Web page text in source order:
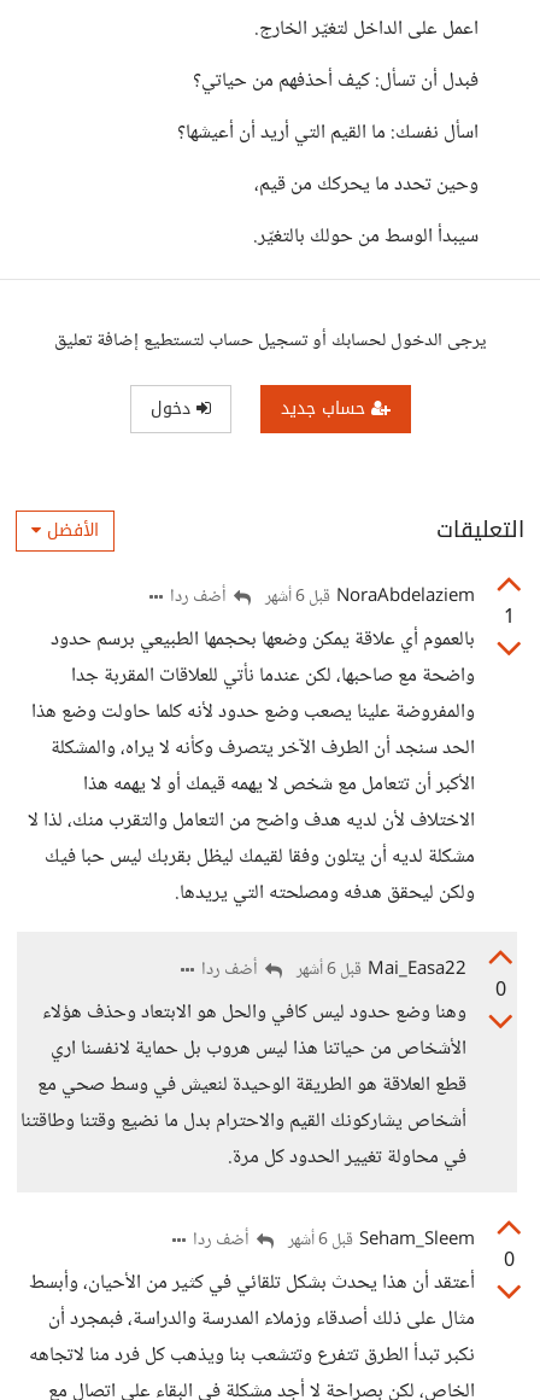
اعمل على الداخل لتغيّر الخارج.
فبدل أن تسأل: كيف أحذفهم من حياتي؟
اسأل نفسك: ما القيم التي أريد أن أعيشها؟
وحين تحدد ما يحركك من قيم،
سيبدأ الوسط من حولك بالتغيّر.
يرجى الدخول لحسابك أو تسجيل حساب لتستطيع إضافة تعليق
حساب جديد دخول
التعليقات الأفضل
1
NoraAbdelaziem قبل 6 أشهر أضف ردا
بالعموم أي علاقة يمكن وضعها بحجمها الطبيعي برسم حدود
واضحة مع صاحبها، لكن عندما نأتي للعلاقات المقربة جدا
والمفروضة علينا يصعب وضع حدود لأنه كلما حاولت وضع هذا
الحد سنجد أن الطرف الآخر يتصرف وكأنه لا يراه، والمشكلة
الأكبر أن تتعامل مع شخص لا يهمه قيمك أو لا يهمه هذا
الاختلاف لأن لديه هدف واضح من التعامل والتقرب منك، لذا لا
مشكلة لديه أن يتلون وفقا لقيمك ليظل بقربك ليس حبا فيك
ولكن ليحقق هدفه ومصلحته التي يريدها.
0
Mai_Easa22 قبل 6 أشهر أضف ردا
وهنا وضع حدود ليس كافي والحل هو الابتعاد وحذف هؤلاء
الأشخاص من حياتنا هذا ليس هروب بل حماية لانفسنا اري
قطع العلاقة هو الطريقة الوحيدة لنعيش في وسط صحي مع
أشخاص يشاركونك القيم والاحترام بدل ما نضيع وقتنا وطاقتنا
في محاولة تغيير الحدود كل مرة.
0
Seham_Sleem قبل 6 أشهر أضف ردا
أعتقد أن هذا يحدث بشكل تلقائي في كثير من الأحيان، وأبسط
مثال على ذلك أصدقاء وزملاء المدرسة والدراسة، فبمجرد أن
نكبر تبدأ الطرق تتفرع وتتشعب بنا ويذهب كل فرد منا لاتجاهه
الخاص، لكن بصراحة لا أجد مشكلة في البقاء على اتصال مع